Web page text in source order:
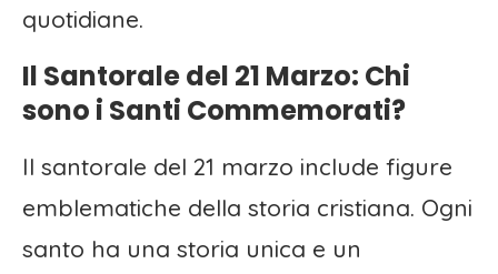
quotidiane.
Il Santorale del 21 Marzo: Chi
sono i Santi Commemorati?
Il santorale del 21 marzo include figure
emblematiche della storia cristiana. Ogni
santo ha una storia unica e un